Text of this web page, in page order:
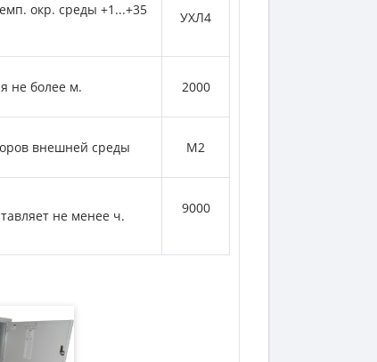
окр. среды +1...+35
УХЛ4
не более м. 2000
внешней среды М2
не менее ч. 9000